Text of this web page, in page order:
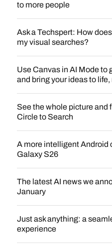
to more people
Ask a Techspert: How
my visual searches?
Use Canvas in AI Mode to
and bring your ideas to
See the whole picture and
Circle to Search
A more intelligent Android
Galaxy S26
The latest AI news we
January
Just ask anything: a
experience